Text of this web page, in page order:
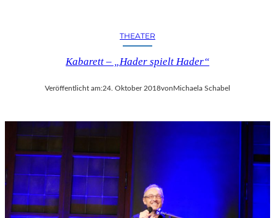
THEATER
Kabarett – „Hader spielt Hader“
Veröffentlicht am:24. Oktober 2018vonMichaela Schabel